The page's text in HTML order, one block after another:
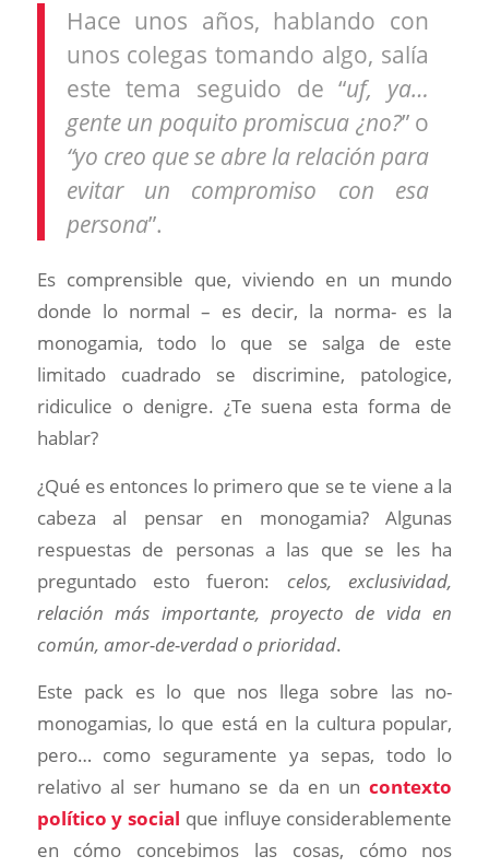
Hace unos años, hablando con
unos colegas tomando algo, salía
este tema seguido de “uf, ya…
gente un poquito promiscua ¿no?” o
“yo creo que se abre la relación para
evitar un compromiso con esa
persona”.
Es comprensible que, viviendo en un mundo
donde lo normal – es decir, la norma- es la
monogamia, todo lo que se salga de este
limitado cuadrado se discrimine, patologice,
ridiculice o denigre. ¿Te suena esta forma de
hablar?
¿Qué es entonces lo primero que se te viene a la
cabeza al pensar en monogamia? Algunas
respuestas de personas a las que se les ha
preguntado esto fueron: celos, exclusividad,
relación más importante, proyecto de vida en
común, amor-de-verdad o prioridad.
Este pack es lo que nos llega sobre las no-
monogamias, lo que está en la cultura popular,
pero… como seguramente ya sepas, todo lo
relativo al ser humano se da en uncontexto
político y social que influye considerablemente
en cómo concebimos las cosas, cómo nos